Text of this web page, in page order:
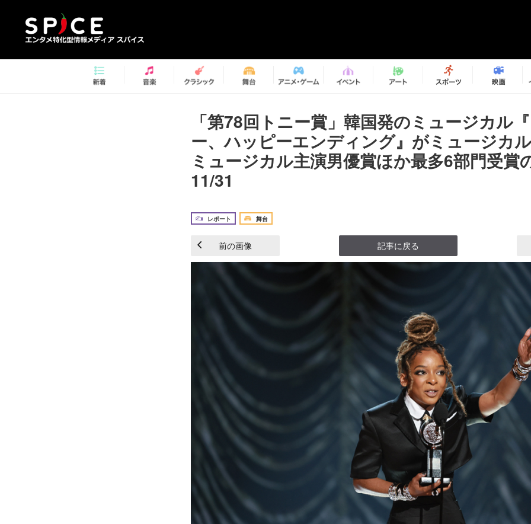
「第78回トニー賞」韓国発のミュージカル
ー、ハッピーエンディング』がミュージカ
ミュージカル主演男優賞ほか最多6部門受賞
11/31
レポート 舞台
前の画像 記事に戻る